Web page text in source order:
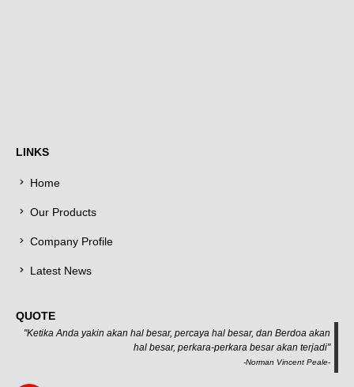
LINKS
Home
Our Products
Company Profile
Latest News
QUOTE
"Ketika Anda yakin akan hal besar, percaya hal besar, dan Berdoa akan
hal besar, perkara-perkara besar akan terjadi"
-Norman Vincent Peale-